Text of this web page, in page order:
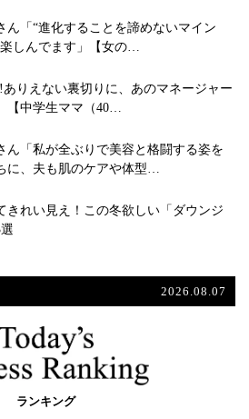
ん「“進化することを諦めないマイン
楽しんでます」【女の…
りえない裏切りに、あのマネージャー
【中学生ママ（40…
ん「私が全ぶりで美容と格闘する姿を
に、夫も肌のケアや体型…
きれい見え！この冬欲しい「ダウンジ
2026.08.07
ランキング